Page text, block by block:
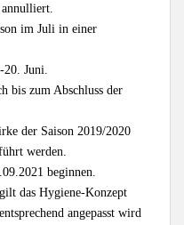
im Juli in einer
Juni.
bis zum Abschluss der
der Saison 2019/2020
werden.
beginnen.
das Hygiene-Konzept
angepasst wird